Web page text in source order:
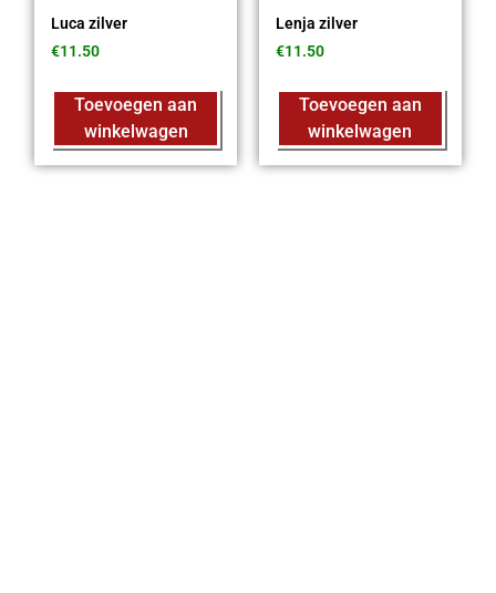
Luca zilver
€11.50
Toevoegen aan
winkelwagen
Lenja zilver
€11.50
Toevoegen aan
winkelwagen